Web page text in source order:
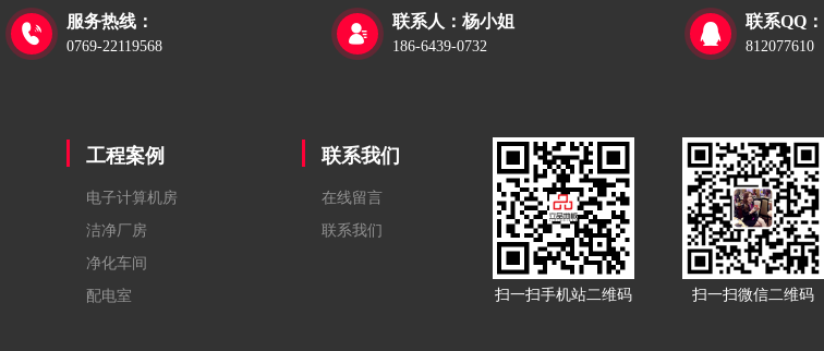

服务热线：
0769-22119568

联系人：杨小姐
186-6439-0732

联系QQ：
812077610
工程案例
电子计算机房
洁净厂房
净化车间
配电室
联系我们
在线留言
联系我们
扫一扫手机站二维码 扫一扫微信二维码